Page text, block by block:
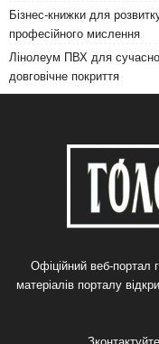
Бізнес-книжки для
професійного мислення
Лінолеум ПВХ для
довговічне покриття
Офіційний веб-портал
матеріалів порталу